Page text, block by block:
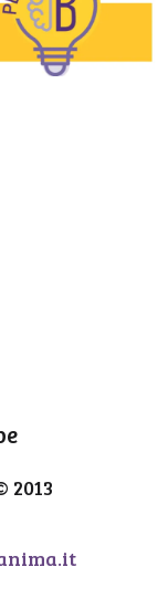
2013